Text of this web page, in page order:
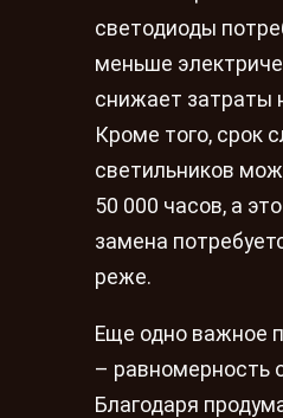
светодиоды
меньше
снижает затраты
Кроме того, срок
светильников
50 000 часов, а
замена
реже.
Еще одно важное
– равномерность
Благодаря